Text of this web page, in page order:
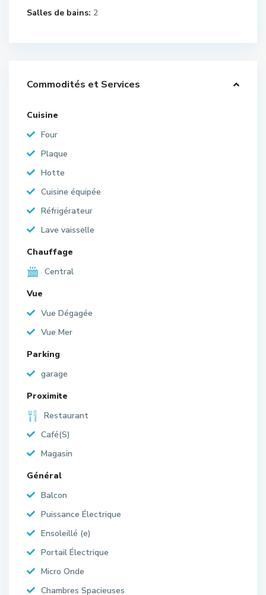
Salles de bains: 2
Commodités et Services
Cuisine
Four
Plaque
Hotte
Cuisine équipée
Réfrigérateur
Lave vaisselle
Chauffage
Central
Vue
Vue Dégagée
Vue Mer
Parking
garage
Proximite
Restaurant
Café(S)
Magasin
Général
Balcon
Puissance Électrique
Ensoleillé (e)
Portail Électrique
Micro Onde
Chambres Spacieuses